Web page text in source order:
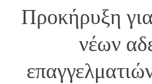
Προκήρυξη
νέων